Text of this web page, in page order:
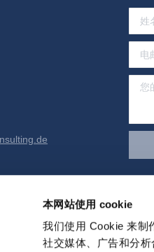
本网站使用 cookie
我们使用 Cookie 来制
社交媒体、广告和分